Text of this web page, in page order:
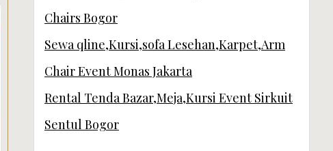
Chairs Bogor
Sewa qline,Kursi,sofa Lesehan,Karpet,Arm
Chair Event Monas Jakarta
Rental Tenda Bazar,Meja,Kursi Event Sirkuit
Sentul Bogor